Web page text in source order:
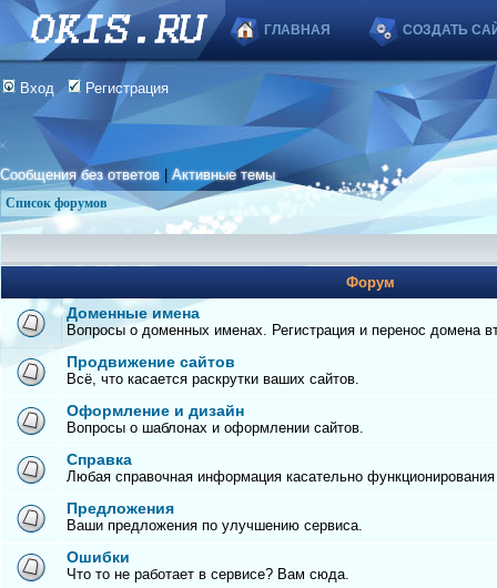
ГЛАВНАЯ СОЗДАТЬ
Вход Регистрация
Сообщения без ответов |Активные темы
Список форумов
Форум
Доменные имена
Вопросы о доменных именах. Регистрация и перенос домена
Продвижение сайтов
Всё, что касается раскрутки ваших сайтов.
Оформление и дизайн
Вопросы о шаблонах и оформлении сайтов.
Справка
Любая справочная информация касательно
Предложения
Ваши предложения по улучшению сервиса.
Ошибки
Что то не работает в сервисе? Вам сюда.